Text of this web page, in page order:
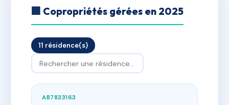
🏢 Copropriétés gérées en 2025
11 résidence(s)
AB7833163